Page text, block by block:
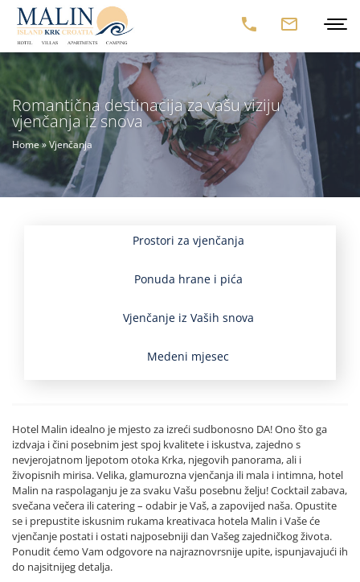
Romantična destinacija za vašu viziju
vjenčanja iz snova
Home»Vjenčanja
Prostori za vjenčanja
Ponuda hrane i pića
Vjenčanje iz Vaših snova
Medeni mjesec
Hotel Malin idealno je mjesto za izreći sudbonosno DA! Ono što ga
izdvaja i čini posebnim jest spoj kvalitete i iskustva, zajedno s
nevjerojatnom ljepotom otoka Krka, njegovih panorama, ali i
živopisnih mirisa. Velika, glamurozna vjenčanja ili mala i intimna, hotel
Malin na raspolaganju je za svaku Vašu posebnu želju! Cocktail zabava,
svečana večera ili catering – odabir je Vaš, a zapovijed naša. Opustite
se i prepustite iskusnim rukama kreativaca hotela Malin i Vaše će
vjenčanje postati i ostati najposebniji dan Vašeg zajedničkog života.
Ponudit ćemo Vam odgovore na najraznovrsnije upite, ispunjavajući ih
do najsitnijeg detalja.